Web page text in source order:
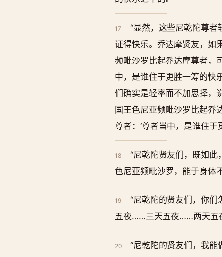
17
“显然，这些尼乾陀尊者
证得快乐。乔达摩贤友，如
频毗沙罗比起乔达摩尊者，
中，是谁住于更胜一筹的快
们确实是轻率而不加思择，
国王色尼亚频毗沙罗比起乔
尊者：‘尊者当中，是谁住
18
“尼乾陀贤友们，既如
色尼亚频毗沙罗，能于身体
19
“尼乾陀的贤友们，你
五夜……三天五夜……两天五
20
“尼乾陀的贤友们，我